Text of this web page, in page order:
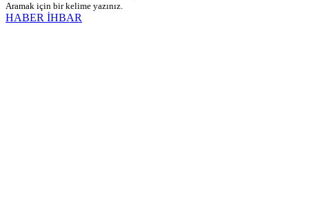
Aramak için bir kelime yazınız.
HABER İHBAR